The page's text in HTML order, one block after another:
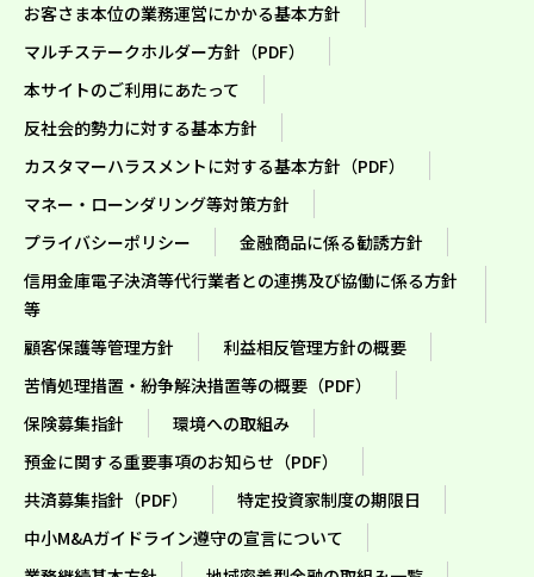
お客さま本位の業務運営にかかる基本方針
マルチステークホルダー方針（PDF）
本サイトのご利用にあたって
反社会的勢力に対する基本方針
カスタマーハラスメントに対する基本方針（PDF）
マネー・ローンダリング等対策方針
プライバシーポリシー
金融商品に係る勧誘方針
信用金庫電子決済等代行業者との連携及び協働に係る方針
等
顧客保護等管理方針
利益相反管理方針の概要
苦情処理措置・紛争解決措置等の概要（PDF）
保険募集指針
環境への取組み
預金に関する重要事項のお知らせ（PDF）
共済募集指針（PDF）
特定投資家制度の期限日
中小M&Aガイドライン遵守の宣言について